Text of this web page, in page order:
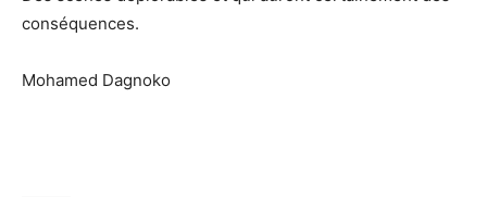
conséquences.
Mohamed Dagnoko